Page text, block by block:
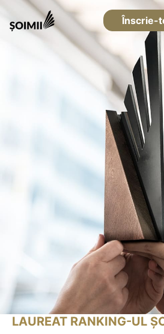
Înscrie-
LAUREAT RANKING-UL